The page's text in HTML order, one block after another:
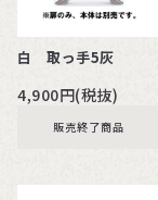
白 取っ手5灰
4,900円(税抜)
販売終了商品